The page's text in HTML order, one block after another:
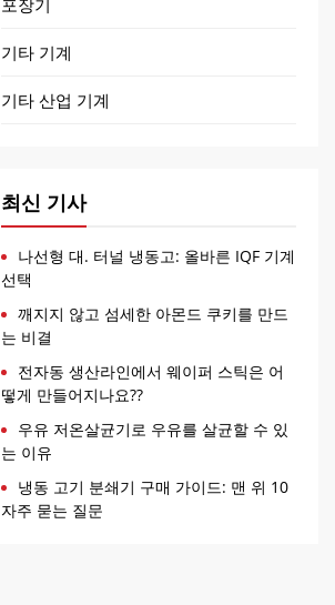
포장기
기타 기계
기타 산업 기계
최신 기사
나선형 대. 터널 냉동고: 올바른 IQF 기계
선택
깨지지 않고 섬세한 아몬드 쿠키를 만드
는 비결
전자동 생산라인에서 웨이퍼 스틱은 어
떻게 만들어지나요??
우유 저온살균기로 우유를 살균할 수 있
는 이유
냉동 고기 분쇄기 구매 가이드: 맨 위 10
자주 묻는 질문